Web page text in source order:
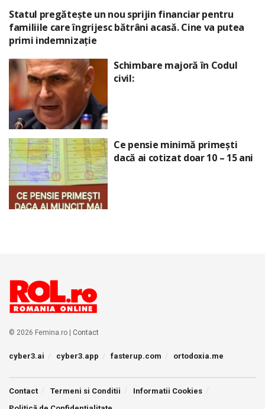
Statul pregătește un nou sprijin financiar pentru
familiile care îngrijesc bătrâni acasă. Cine va putea
primi indemnizație
Schimbare majoră în Codul
civil:
Ce pensie minimă primești
dacă ai cotizat doar 10 – 15 ani
© 2026 Femina.ro | Contact
cyber3.ai cyber3.app fasterup.com ortodoxia.me
Contact Termeni si Conditii
Informatii Cookies